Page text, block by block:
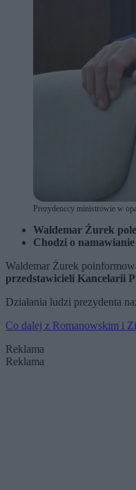
Prezydenccy ministrowie w
Waldemar Żurek
Chodzi o
Waldemar Żurek
przedstawicieli Kancelarii
Działania ludzi prezydenta
Co dalej z Romanowskim i
Reklama
Reklama